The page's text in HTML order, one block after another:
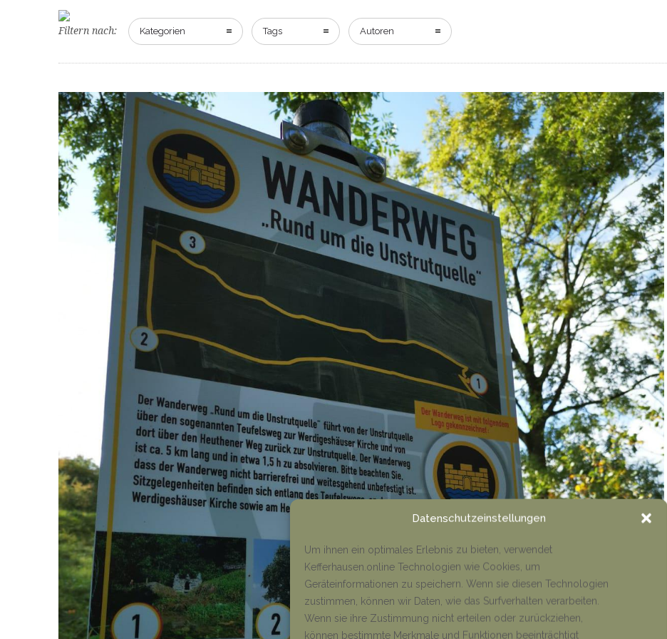
Datenschutzeinstellungen
Um ihnen ein optimales Erlebnis zu bieten, verwendet
Kefferhausen.online Technologien wie Cookies, um
Geräteinformationen zu speichern. Wenn sie diesen Technologien
zustimmen, können wir Daten, wie das Surfverhalten verarbeiten.
Wenn sie ihre Zustimmung nicht erteilen oder zurückziehen,
können bestimmte Merkmale und Funktionen beeinträchtigt
Filtern nach: Kategorien Tags Autoren